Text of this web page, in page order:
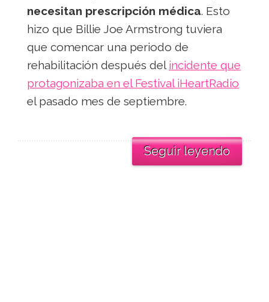
necesitan prescripción médica. Esto
hizo que Billie Joe Armstrong tuviera
que comencar una periodo de
rehabilitación después del incidente que
protagonizaba en el Festival iHeartRadio
el pasado mes de septiembre.
Seguir leyendo